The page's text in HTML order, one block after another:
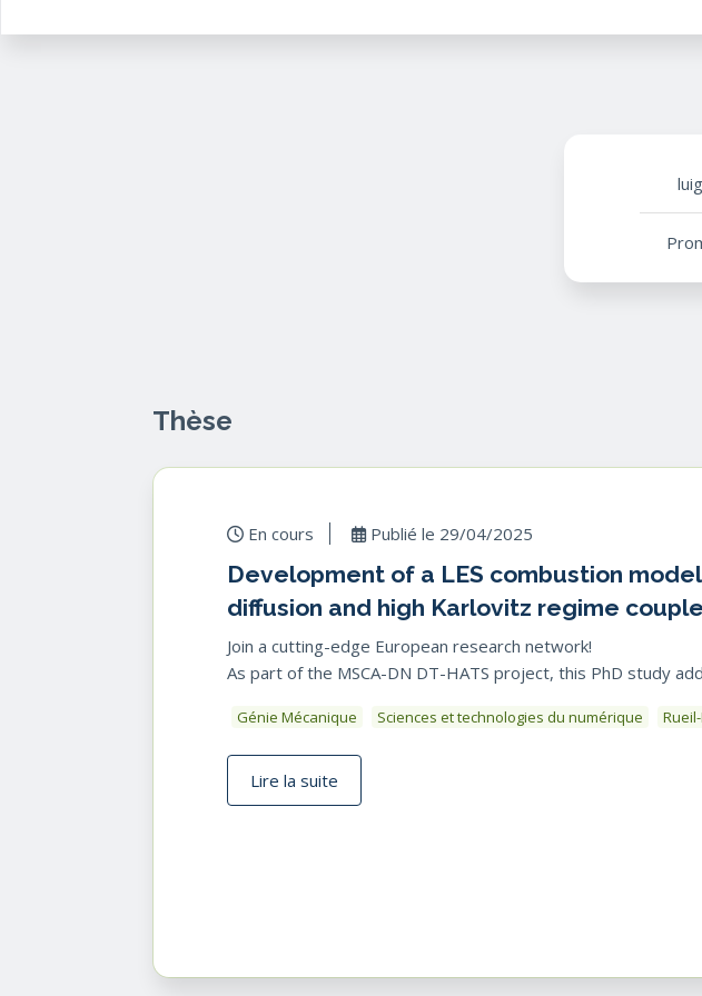
Thèse
En cours Publié le 29/04/2025
Development of a LES combustion
diffusion and high Karlovitz regime
Join a cutting-edge European research network!
As part of the MSCA-DN DT-HATS project, this PhD study
Génie Mécanique Sciences et technologies du numérique
Lire la suite